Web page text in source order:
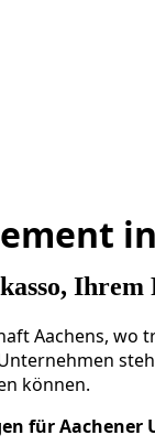
Aachens,
können.
für Aachener